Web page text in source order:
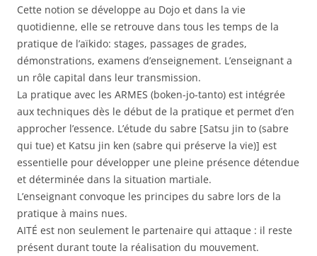
Cette notion se développe au Dojo et dans la vie
quotidienne, elle se retrouve dans tous les temps de la
pratique de l’aïkido: stages, passages de grades,
démonstrations, examens d’enseignement. L’enseignant a
un rôle capital dans leur transmission.
La pratique avec les ARMES (boken-jo-tanto) est intégrée
aux techniques dès le début de la pratique et permet d’en
approcher l’essence. L’étude du sabre [Satsu jin to (sabre
qui tue) et Katsu jin ken (sabre qui préserve la vie)] est
essentielle pour développer une pleine présence détendue
et déterminée dans la situation martiale.
L’enseignant convoque les principes du sabre lors de la
pratique à mains nues.
AITÉ est non seulement le partenaire qui attaque : il reste
présent durant toute la réalisation du mouvement.